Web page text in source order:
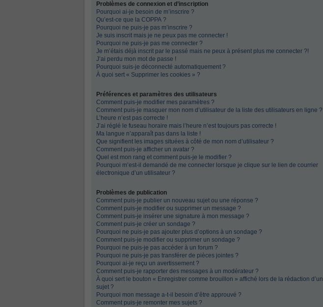
Problèmes de connexion et d’inscription
Pourquoi ai-je besoin de m’inscrire ?
Qu’est-ce que la COPPA ?
Pourquoi ne puis-je pas m’inscrire ?
Je suis inscrit mais je ne peux pas me connecter !
Pourquoi ne puis-je pas me connecter ?
Je m’étais déjà inscrit par le passé mais ne peux à présent plus me connecter ?!
J’ai perdu mon mot de passe !
Pourquoi suis-je déconnecté automatiquement ?
À quoi sert « Supprimer les cookies » ?
Préférences et paramètres des utilisateurs
Comment puis-je modifier mes paramètres ?
Comment puis-je masquer mon nom d’utilisateur de la liste des utilisateurs en ligne ?
L’heure n’est pas correcte !
J’ai réglé le fuseau horaire mais l’heure n’est toujours pas correcte !
Ma langue n’apparaît pas dans la liste !
Que signifient les images situées à côté de mon nom d’utilisateur ?
Comment puis-je afficher un avatar ?
Quel est mon rang et comment puis-je le modifier ?
Pourquoi m’est-il demandé de me connecter lorsque je clique sur le lien de courrier
électronique d’un utilisateur ?
Problèmes de publication
Comment puis-je publier un nouveau sujet ou une réponse ?
Comment puis-je modifier ou supprimer un message ?
Comment puis-je insérer une signature à mon message ?
Comment puis-je créer un sondage ?
Pourquoi ne puis-je pas ajouter plus d’options à un sondage ?
Comment puis-je modifier ou supprimer un sondage ?
Pourquoi ne puis-je pas accéder à un forum ?
Pourquoi ne puis-je pas transférer de pièces jointes ?
Pourquoi ai-je reçu un avertissement ?
Comment puis-je rapporter des messages à un modérateur ?
À quoi sert le bouton « Enregistrer comme brouillon » affiché lors de la rédaction d’un
sujet ?
Pourquoi mon message a-t-il besoin d’être approuvé ?
Comment puis-je remonter mes sujets ?